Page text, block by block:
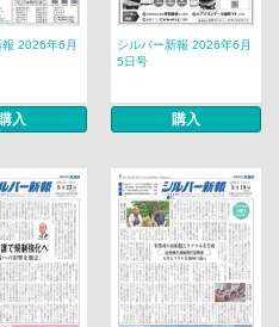
報 2026年6月
入
シルバー新報 2026年6月
5日号
購入